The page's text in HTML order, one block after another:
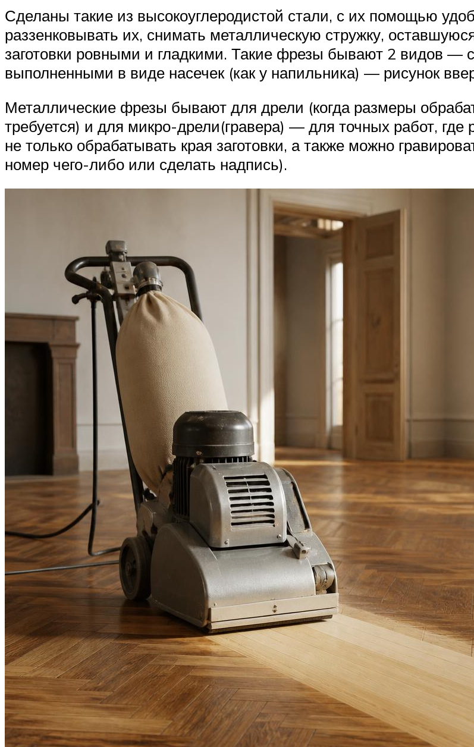
Сделаны такие из высокоуглеродистой стали, с их помощью
раззенковывать их, снимать металлическую стружку,
заготовки ровными и гладкими. Такие фрезы бывают 2 видов
выполненными в виде насечек (как у напильника) — рисунок
Металлические фрезы бывают для дрели (когда размеры
требуется) и для микро-дрели(гравера) — для точных работ,
не только обрабатывать края заготовки, а также можно
номер чего-либо или сделать надпись).